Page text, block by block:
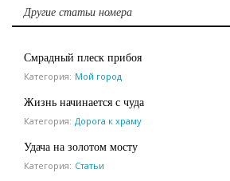
Другие статьи номера
Смрадный плеск прибоя
Категория: Мой город
Жизнь начинается с чуда
Категория: Дорога к храму
Удача на золотом мосту
Категория: Статьи